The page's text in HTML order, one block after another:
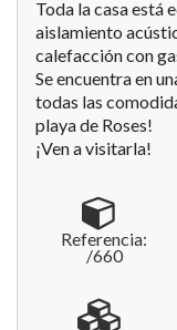
Toda la casa está
aislamiento
calefacción con
Se encuentra en
todas las
playa de Roses!
¡Ven a visitarla!
Referencia:
/660